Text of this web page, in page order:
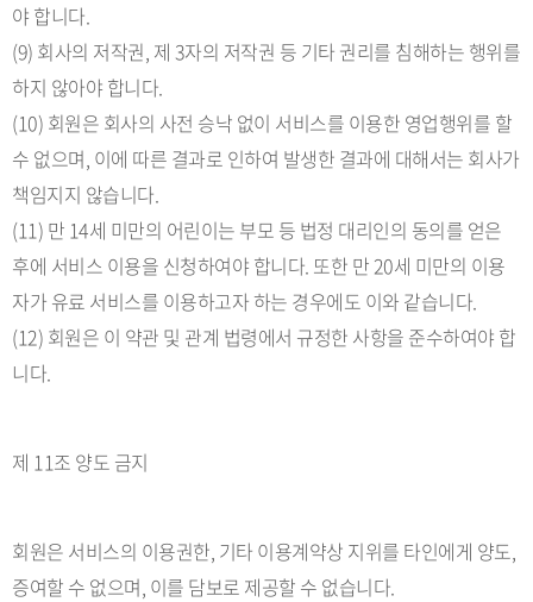
야 합니다.
(9) 회사의 저작권, 제 3자의 저작권 등 기타 권리를 침해하는 행위를
하지 않아야 합니다.
(10) 회원은 회사의 사전 승낙 없이 서비스를 이용한 영업행위를 할
수 없으며, 이에 따른 결과로 인하여 발생한 결과에 대해서는 회사가
책임지지 않습니다.
(11) 만 14세 미만의 어린이는 부모 등 법정 대리인의 동의를 얻은
후에 서비스 이용을 신청하여야 합니다. 또한 만 20세 미만의 이용
자가 유료 서비스를 이용하고자 하는 경우에도 이와 같습니다.
(12) 회원은 이 약관 및 관계 법령에서 규정한 사항을 준수하여야 합
니다.
제 11조 양도 금지
회원은 서비스의 이용권한, 기타 이용계약상 지위를 타인에게 양도,
증여할 수 없으며, 이를 담보로 제공할 수 없습니다.